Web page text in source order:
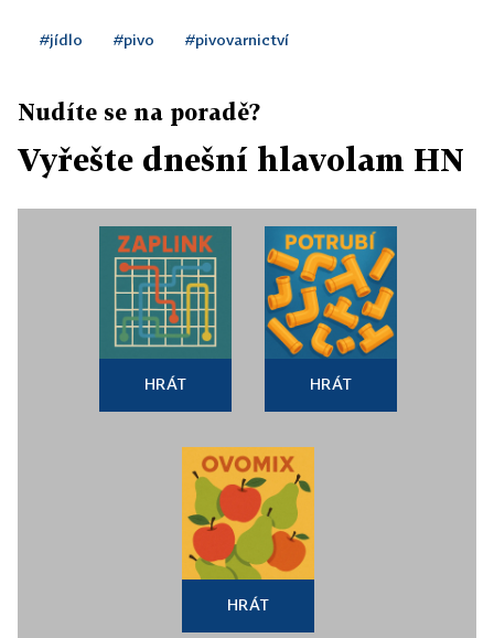
#jídlo #pivo #pivovarnictví
Nudíte se na poradě?
Vyřešte dnešní hlavolam HN
HRÁT HRÁT
HRÁT